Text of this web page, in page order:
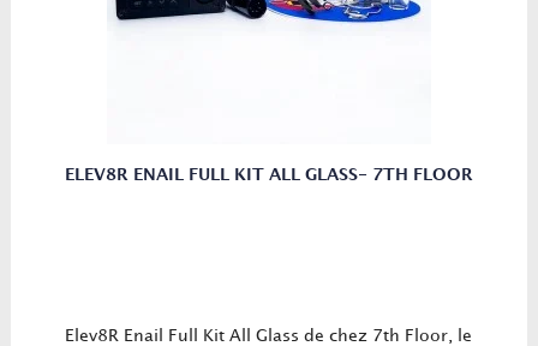
ELEV8R ENAIL FULL KIT ALL GLASS- 7TH FLOOR
Elev8R Enail Full Kit All Glass de chez 7th Floor, le